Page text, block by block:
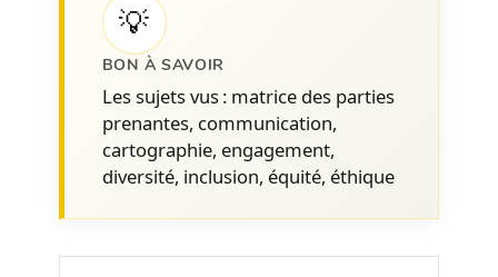
La cartographie des parties prenantes
Qui sont les parties concernées par le
projet (parrain, utilisateur final, équipe
projet, direction, fournisseurs,
clients…)
Sont-elles impliquées dans l’exécution
du projet ou impactées par celui-ci
(comment les distinguer : mener des
💡
BON À SAVOIR
Les sujets vus : matrice des parties
prenantes, communication,
cartographie, engagement,
diversité, inclusion, équité, éthique